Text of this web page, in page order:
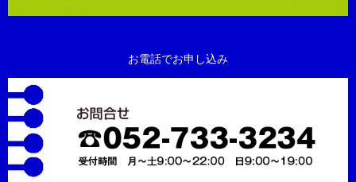
お電話でお申し込み